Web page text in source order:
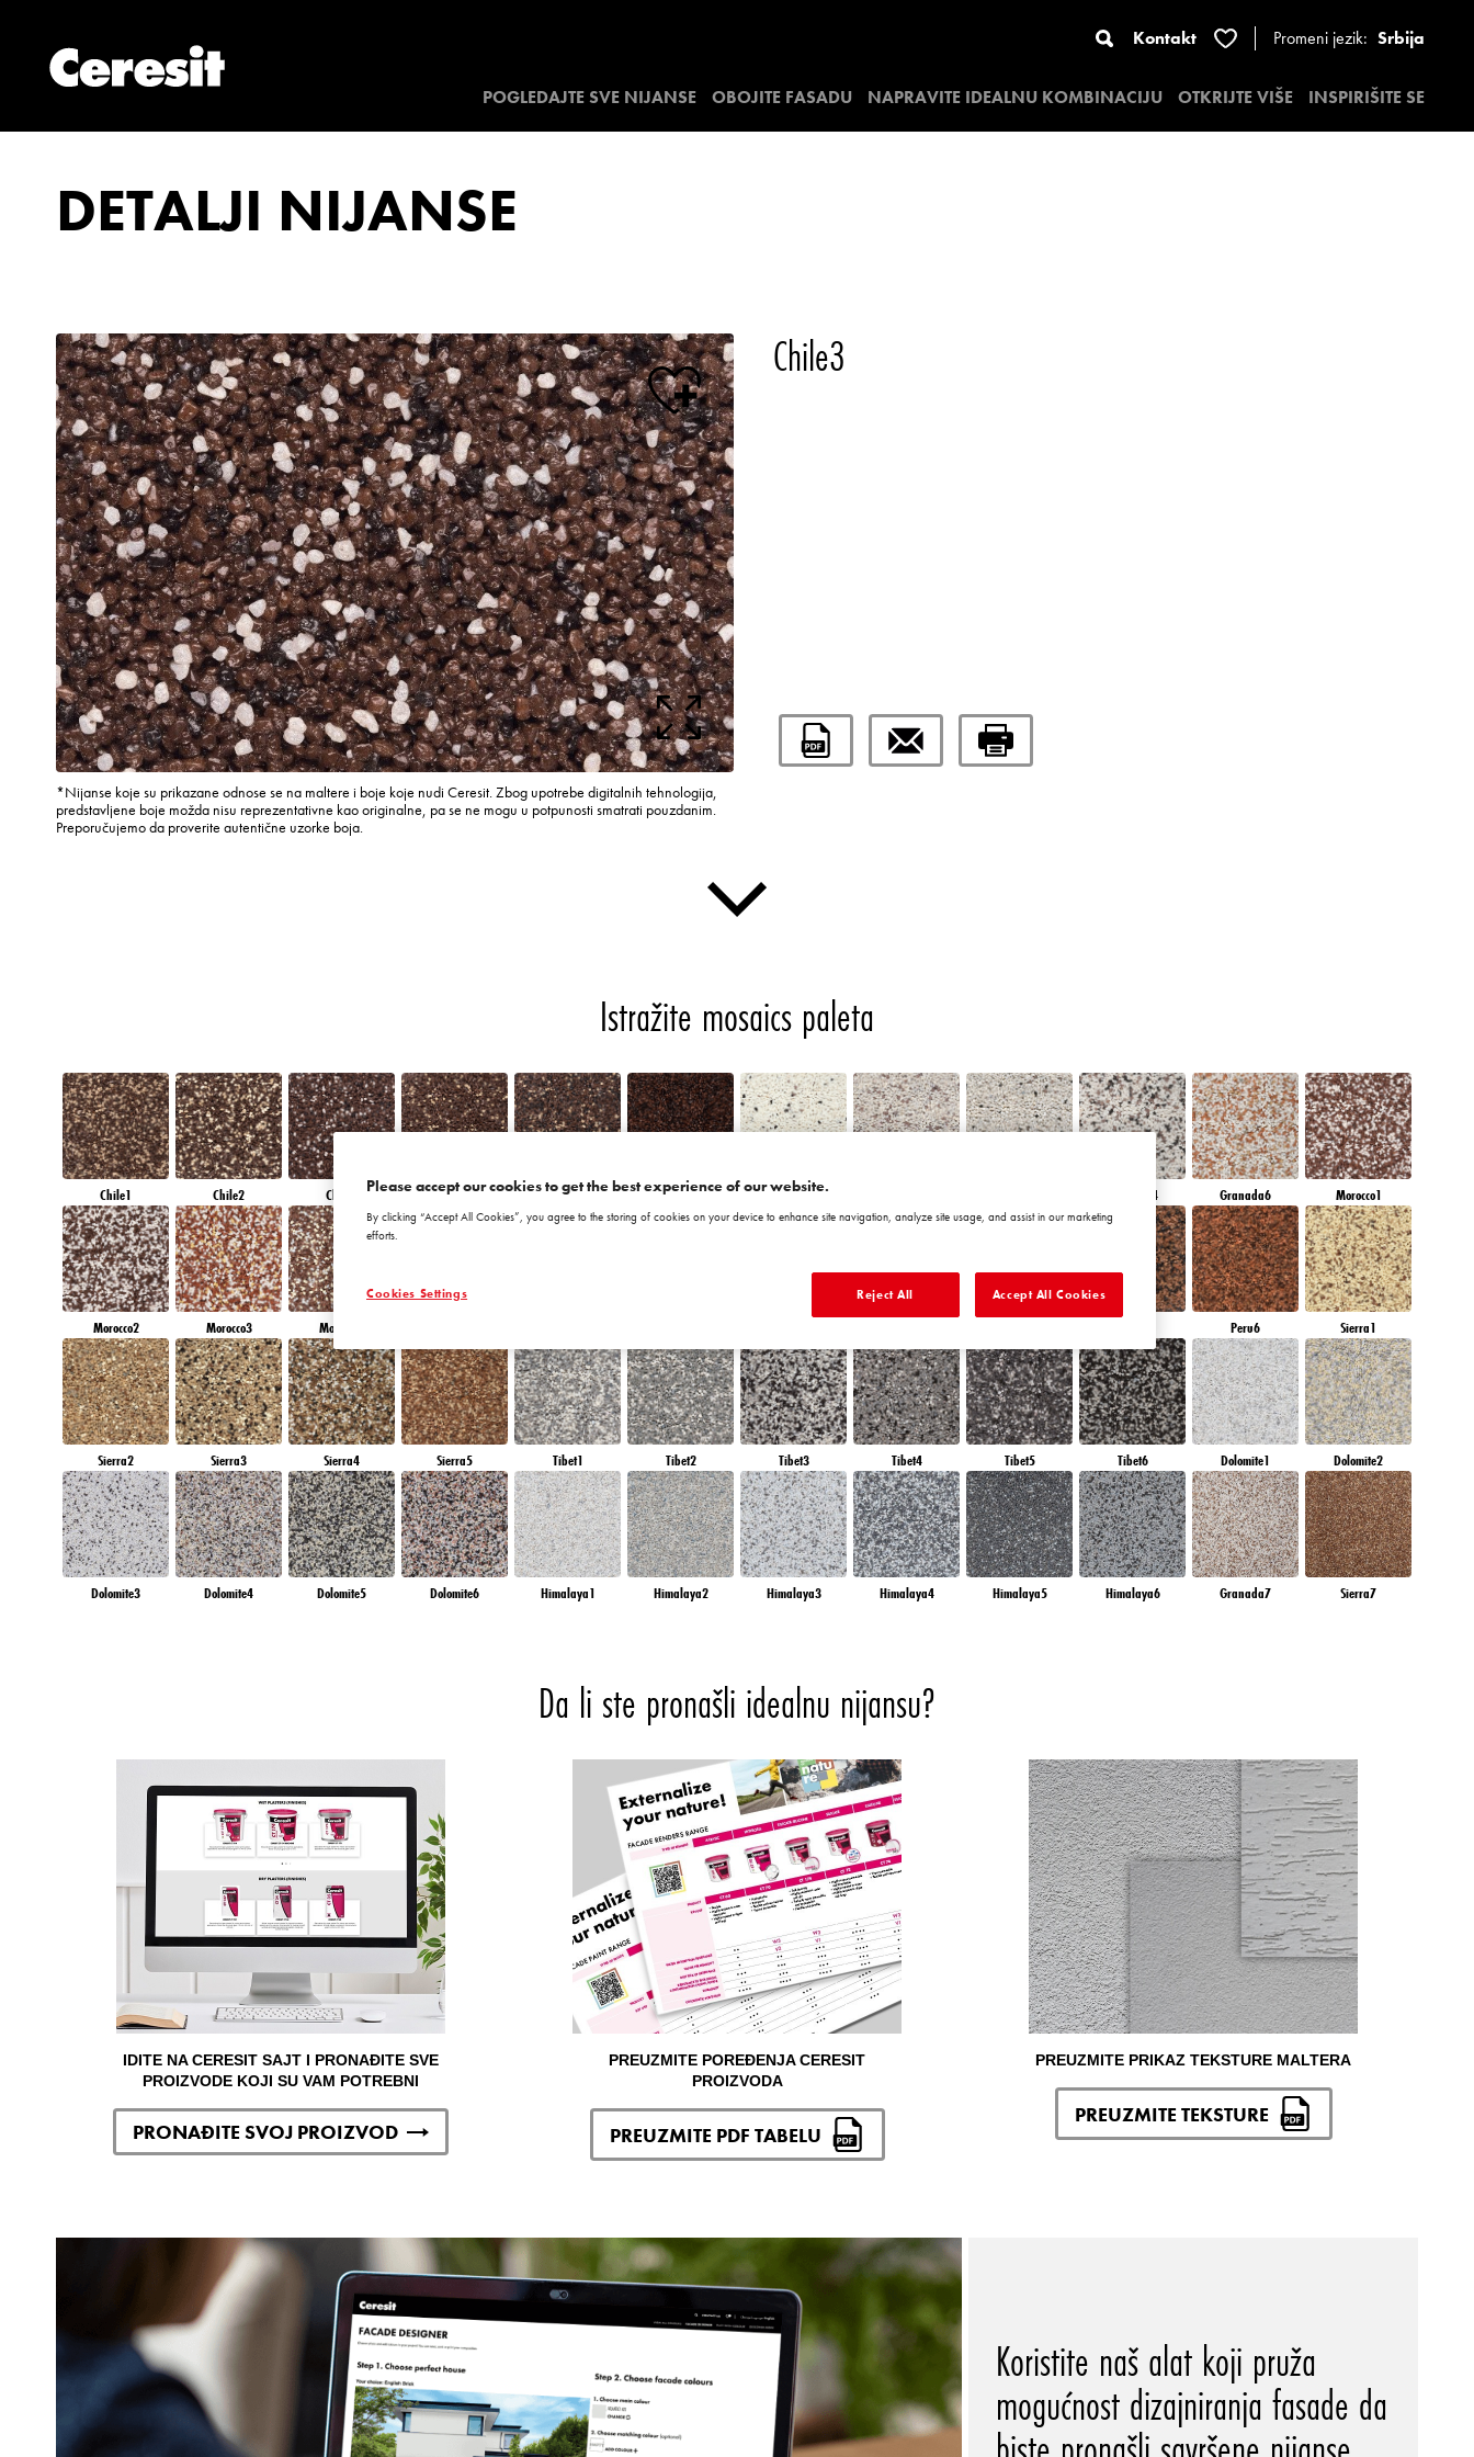
Kontakt Promeni jezik: Srbija
POGLEDAJTE SVE NIJANSE OBOJITE FASADU NAPRAVITE IDEALNU KOMBINACIJU OTKRIJTE VIŠE INSPIRIŠITE SE
DETALJI NIJANSE
*Nijanse koje su prikazane odnose se na maltere i boje koje nudi Ceresit. Zbog upotrebe digitalnih tehnologija,
predstavljene boje možda nisu reprezentativne kao originalne, pa se ne mogu u potpunosti smatrati pouzdanim.
Preporučujemo da proverite autentične uzorke boja.
Chile3
Istražite mosaics paleta
Chile1 Chile2 Chile3 Chile4 Chile5 Chile6 Granada1 Granada4 Granada6 Morocco1
Morocco2 Morocco3 Morocco4 Peru6 Sierra1
Sierra2 Sierra3 Sierra4 Sierra5 Tibet1 Tibet2 Tibet3 Tibet4 Tibet5 Tibet6 Dolomite1 Dolomite2
Dolomite3 Dolomite4 Dolomite5 Dolomite6 Himalaya1 Himalaya2 Himalaya3 Himalaya4 Himalaya5 Himalaya6 Granada7 Sierra7
Da li ste pronašli idealnu nijansu?
IDITE NA CERESIT SAJT I PRONAĐITE SVE
PROIZVODE KOJI SU VAM POTREBNI
PRONAĐITE SVOJ PROIZVOD
PREUZMITE POREĐENJA CERESIT
PROIZVODA
PREUZMITE PDF TABELU
PREUZMITE PRIKAZ TEKSTURE MALTERA
PREUZMITE TEKSTURE
Koristite naš alat koji pruža
mogućnost dizajniranja fasade da
Please accept our cookies to get the best experience of our website.
By clicking “Accept All Cookies”, you agree to the storing of cookies on your device to enhance site navigation, analyze site usage, and assist in our marketing
efforts.
Cookies Settings Reject All Accept All Cookies